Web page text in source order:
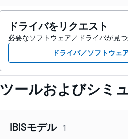
ドライバをリクエスト
必要なソフトウェア／ドライバが見
ドライバ／ソフトウェ
ツールおよびシミ
IBISモデル 1